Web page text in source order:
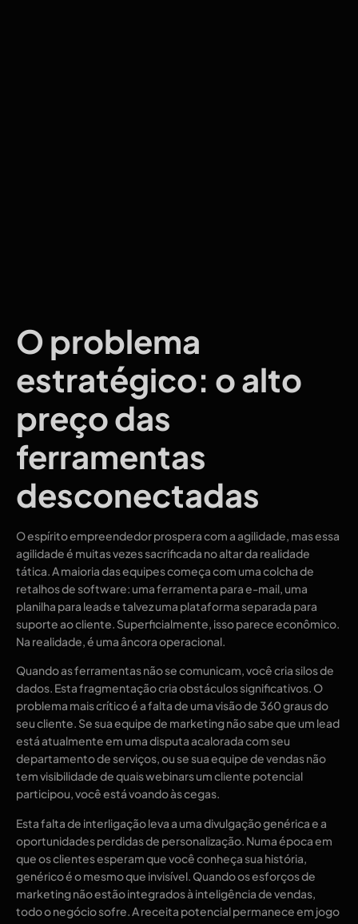
O problema
estratégico: o alto
preço das
ferramentas
desconectadas
O espírito empreendedor prospera com a agilidade, mas essa
agilidade é muitas vezes sacrificada no altar da realidade
tática. A maioria das equipes começa com uma colcha de
retalhos de software: uma ferramenta para e-mail, uma
planilha para leads e talvez uma plataforma separada para
suporte ao cliente. Superficialmente, isso parece econômico.
Na realidade, é uma âncora operacional.
Quando as ferramentas não se comunicam, você cria silos de
dados. Esta fragmentação cria obstáculos significativos. O
problema mais crítico é a falta de uma visão de 360 ​​graus do
seu cliente. Se sua equipe de marketing não sabe que um lead
está atualmente em uma disputa acalorada com seu
departamento de serviços, ou se sua equipe de vendas não
tem visibilidade de quais webinars um cliente potencial
participou, você está voando às cegas.
Esta falta de interligação leva a uma divulgação genérica e a
oportunidades perdidas de personalização. Numa época em
que os clientes esperam que você conheça sua história,
genérico é o mesmo que invisível. Quando os esforços de
marketing não estão integrados à inteligência de vendas,
todo o negócio sofre. A receita potencial permanece em jogo